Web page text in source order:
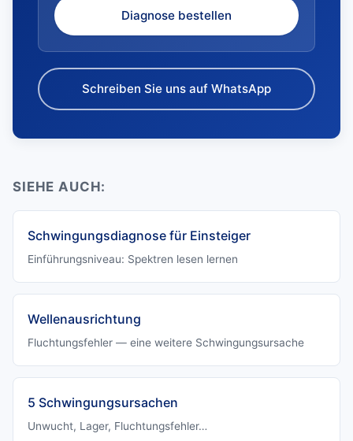
Diagnose bestellen
Schreiben Sie uns auf WhatsApp
SIEHE AUCH:
Schwingungsdiagnose für Einsteiger
Einführungsniveau: Spektren lesen lernen
Wellenausrichtung
Fluchtungsfehler — eine weitere Schwingungsursache
5 Schwingungsursachen
Unwucht, Lager, Fluchtungsfehler…